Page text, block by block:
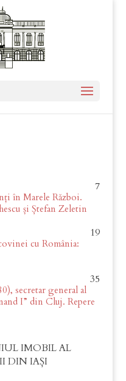
7
în Marele Război.
și Ștefan Zeletin
19
cu România:
35
secretar general al
I” din Cluj. Repere
IMOBIL AL
DIN IAȘI